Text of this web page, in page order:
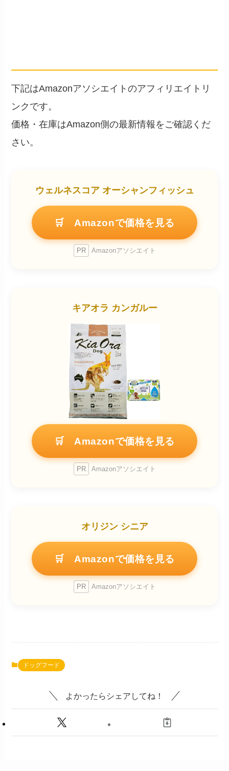
下記はAmazonアソシエイトのアフィリエイトリ
ンクです。
価格・在庫はAmazon側の最新情報をご確認くだ
さい。
ウェルネスコア オーシャンフィッシュ
🛒 Amazonで価格を見る
PR Amazonアソシエイト
キアオラ カンガルー
🛒 Amazonで価格を見る
PR Amazonアソシエイト
オリジン シニア
🛒 Amazonで価格を見る
PR Amazonアソシエイト
ドッグフード
よかったらシェアしてね！